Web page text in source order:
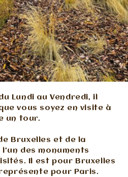
Lundi au Vendredi, il
vous soyez en visite à
un tour.
Bruxelles et de la
des monuments
Il est pour Bruxelles
pour Paris.